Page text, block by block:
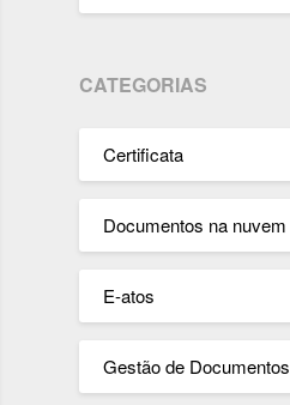
CATEGORIAS
Certificata
Documentos na nuvem
E-atos
Gestão de Documentos